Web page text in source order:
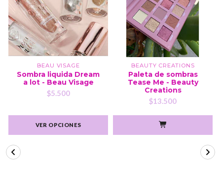
BEAU VISAGE
Sombra liquida Dream
a lot - Beau Visage
$5.500
VER OPCIONES
BEAUTY CREATIONS
Paleta de sombras
Tease Me - Beauty
Creations
$13.500